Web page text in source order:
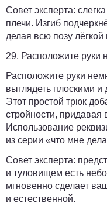
Совет эксперта:
плечи. Изгиб
делая всю позу
29. Расположите руки
Расположите руки
выглядеть плоскими
Этот простой трюк
стройности,
Использование
из серии «что мне
Совет эксперта:
и туловищем есть
мгновенно сделает
и естественной.